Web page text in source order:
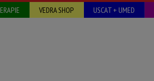
VEDRA SHOP USCAT + UMED